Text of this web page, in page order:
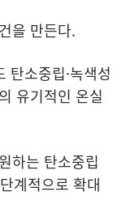
을 만든다.
탄소중립·녹색성
유기적인 온실
하는 탄소중립
계적으로 확대